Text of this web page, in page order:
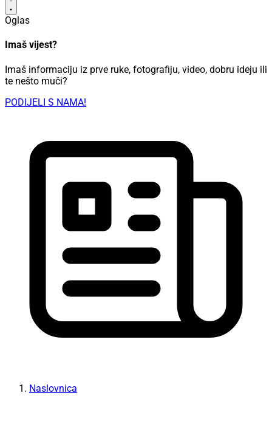
Oglas
Imaš vijest?
Imaš informaciju iz prve ruke, fotografiju, video, dobru ideju ili
te nešto muči?
PODIJELI S NAMA!
Naslovnica